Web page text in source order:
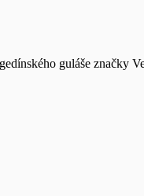
guláše značky